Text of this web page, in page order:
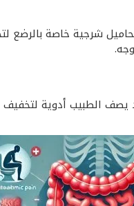
شرجية خاصة بالرضع
يصف الطبيب أدوية